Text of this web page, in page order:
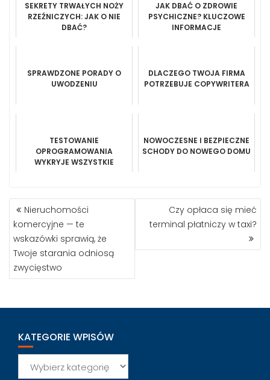
SEKRETY TRWAŁYCH NOŻY
RZEŹNICZYCH: JAK O NIE
DBAĆ?
JAK DBAĆ O ZDROWIE
PSYCHICZNE? KLUCZOWE
INFORMACJE
SPRAWDZONE PORADY O
UWODZENIU
DLACZEGO TWOJA FIRMA
POTRZEBUJE COPYWRITERA
TESTOWANIE
OPROGRAMOWANIA
WYKRYJE WSZYSTKIE
NOWOCZESNE I BEZPIECZNE
SCHODY DO NOWEGO DOMU
NAWIGACJA
WPISU
Nieruchomości
komercyjne — te
wskazówki sprawią, że
Twoje starania odniosą
zwycięstwo
Czy opłaca się mieć
terminal płatniczy w taxi?
KATEGORIE WPISÓW
wpisów